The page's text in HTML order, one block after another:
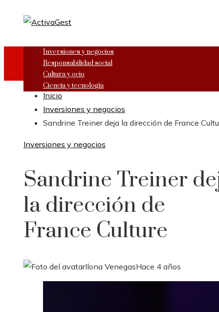
Inversiones y negocios
Responsabilidad social
Cultura y ocio
Ciencia y tecnología
Inicio
Inversiones y negocios
Sandrine Treiner deja la dirección de France
Inversiones y negocios
Sandrine Treiner
la dirección de
France Culture
Ilona VenegasHace 4 años